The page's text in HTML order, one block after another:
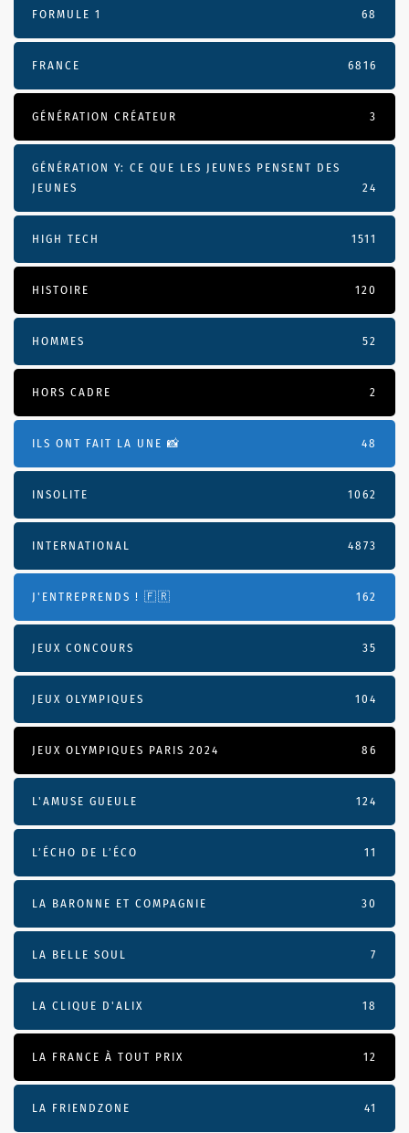
FORMULE 1 68
FRANCE 6816
GÉNÉRATION CRÉATEUR 3
GÉNÉRATION Y: CE QUE LES JEUNES PENSENT DES
JEUNES
24
HIGH TECH 1511
HISTOIRE 120
HOMMES 52
HORS CADRE 2
ILS ONT FAIT LA UNE 📸 48
INSOLITE 1062
INTERNATIONAL 4873
J'ENTREPRENDS ! 🇫🇷 162
JEUX CONCOURS 35
JEUX OLYMPIQUES 104
JEUX OLYMPIQUES PARIS 2024 86
L'AMUSE GUEULE 124
L’ÉCHO DE L’ÉCO 11
LA BARONNE ET COMPAGNIE 30
LA BELLE SOUL 7
LA CLIQUE D'ALIX 18
LA FRANCE À TOUT PRIX 12
LA FRIENDZONE 41